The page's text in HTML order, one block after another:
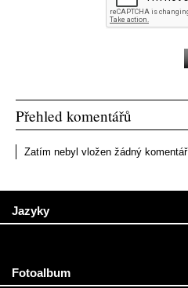
Přehled komentářů
Zatím nebyl vložen žádný komentář
Jazyky
Fotoalbum